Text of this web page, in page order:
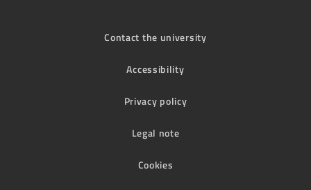
Contact the university
Accessibility
Privacy policy
Legal note
Cookies